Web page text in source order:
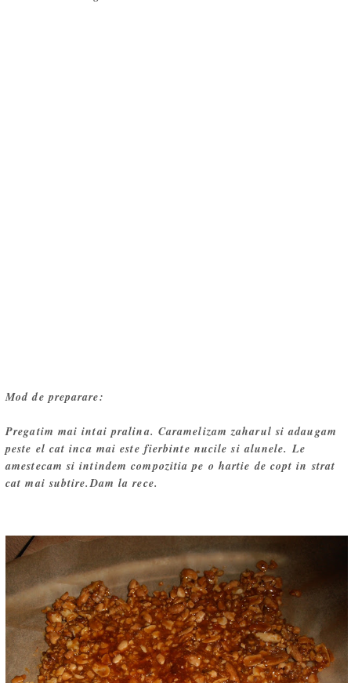
Mod de preparare:
Pregatim mai intai pralina. Caramelizam zaharul si adaugam
peste el cat inca mai este fierbinte nucile si alunele. Le
amestecam si intindem compozitia pe o hartie de copt in strat
cat mai subtire.Dam la rece.